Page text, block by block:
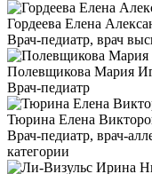
Гордеева Елена
Врач-педиатр, врач
Полевщикова Мария
Врач-педиатр
Тюрина Елена
Врач-педиатр, врач-
категории